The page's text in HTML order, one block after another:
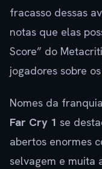
fracasso dessas
notas que elas
Score” do
jogadores sobre
Nomes da
Far Cry 1 se
abertos enormes
selvagem e muita